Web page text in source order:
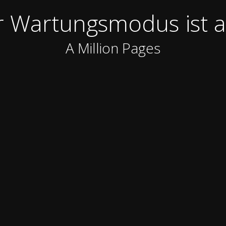
Wartungsmodus ist
A Million Pages